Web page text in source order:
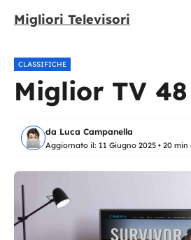
Migliori Televisori
CLASSIFICHE
Miglior TV
da Luca Campanella
Aggiornato il: 11 Giugno 2025 • 20 min